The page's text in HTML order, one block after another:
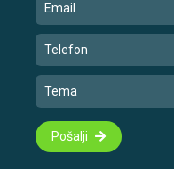
Pošalji